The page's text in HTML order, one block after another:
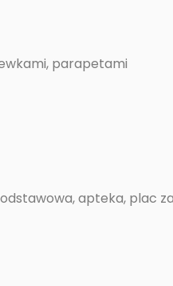
parapetami
apteka, plac